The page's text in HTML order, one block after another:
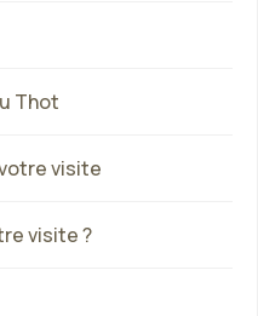
Thot
visite
visite ?